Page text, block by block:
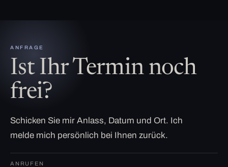
ANFRAGE
Ist Ihr Termin noch
frei?
Schicken Sie mir Anlass, Datum und Ort. Ich
melde mich persönlich bei Ihnen zurück.
ANRUFEN